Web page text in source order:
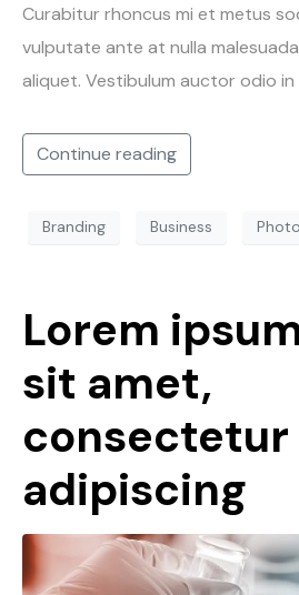
Curabitur rhoncus mi et metus
vulputate ante at nulla
aliquet. Vestibulum auctor odio
Continue reading
Branding Business
Lorem
sit amet,
consectetur
adipiscing